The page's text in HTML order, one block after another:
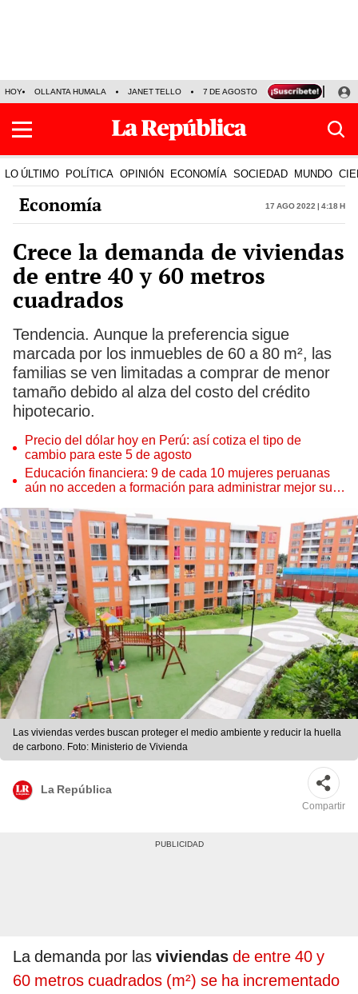
HOY OLLANTA HUMALA JANET TELLO 7 DE AGOSTO TINKA RESULTADOS
LO ÚLTIMO POLÍTICA OPINIÓN ECONOMÍA SOCIEDAD MUNDO
Economía 17 Ago 2022 | 4:18 h
Crece la demanda de viviendas
de entre 40 y 60 metros
cuadrados
Tendencia. Aunque la preferencia sigue
marcada por los inmuebles de 60 a 80 m², las
familias se ven limitadas a comprar de menor
tamaño debido al alza del costo del crédito
hipotecario.
Precio del dólar hoy en Perú: así cotiza el tipo de
cambio para este 5 de agosto
Educación financiera: 9 de cada 10 mujeres peruanas
aún no acceden a formación para administrar mejor su
Las viviendas verdes buscan proteger el medio ambiente y reducir la huella
de carbono. Foto: Ministerio de Vivienda
La República
Compartir
La demanda por las viviendas de entre 40 y
60 metros cuadrados (m²) se ha incrementado